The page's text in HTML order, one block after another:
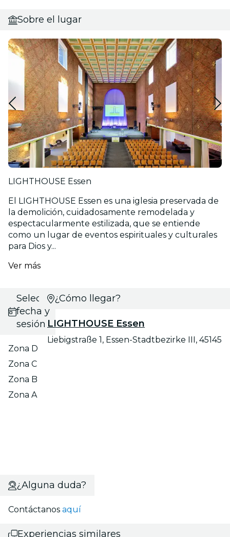
Sobre el lugar
LIGHTHOUSE Essen
El LIGHTHOUSE Essen es una iglesia preservada de
la demolición, cuidadosamente remodelada y
espectacularmente estilizada, que se entiende
como un lugar de eventos espirituales y culturales
para Dios y...
Ver más
Selecciona
fecha y
sesión
Zona D
Zona C
Zona B
Zona A
¿Cómo llegar?
LIGHTHOUSE Essen
Liebigstraße 1, Essen-Stadtbezirke III, 45145
¿Alguna duda?
Contáctanos aquí
Experiencias similares